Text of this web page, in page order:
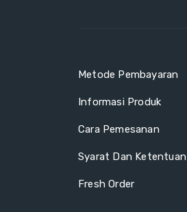
Metode Pembayaran
Informasi Produk
Cara Pemesanan
Syarat Dan Ketentuan
Fresh Order